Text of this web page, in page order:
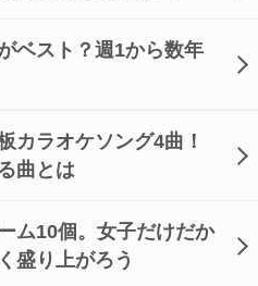
ベスト？週1から数年
カラオケソング4曲！
曲とは
ム10個。女子だけだか
盛り上がろう